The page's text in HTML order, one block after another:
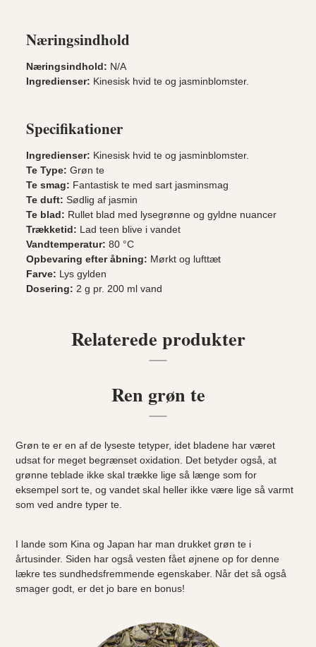
Næringsindhold
Næringsindhold: N/A
Ingredienser: Kinesisk hvid te og jasminblomster.
Specifikationer
Ingredienser: Kinesisk hvid te og jasminblomster.
Te Type: Grøn te
Te smag: Fantastisk te med sart jasminsmag
Te duft: Sødlig af jasmin
Te blad: Rullet blad med lysegrønne og gyldne nuancer
Trækketid: Lad teen blive i vandet
Vandtemperatur: 80 °C
Opbevaring efter åbning: Mørkt og lufttæt
Farve: Lys gylden
Dosering: 2 g pr. 200 ml vand
Relaterede produkter
Ren grøn te
Grøn te er en af de lyseste tetyper, idet bladene har været
udsat for meget begrænset oxidation. Det betyder også, at
grønne teblade ikke skal trække lige så længe som for
eksempelsort te, og vandet skal heller ikke være lige så varmt
som ved andre typer te.
I lande som Kina og Japan har man drukket grøn te i
årtusinder. Siden har også vesten fået øjnene op for denne
lækre tes sundhedsfremmende egenskaber. Når det så også
smager godt, er det jo bare en bonus!